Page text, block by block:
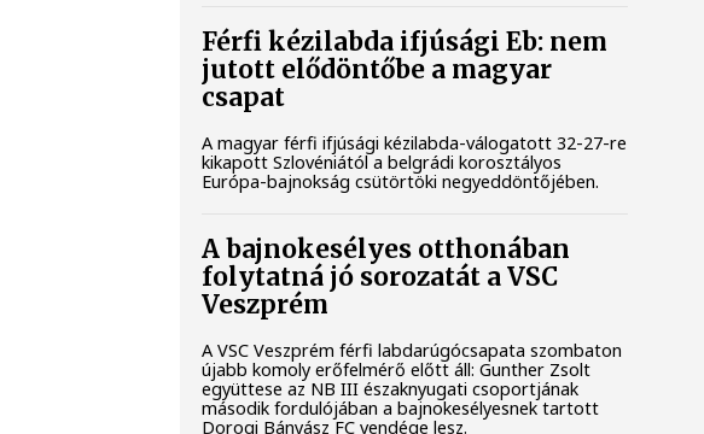
Férfi kézilabda ifjúsági Eb: nem
jutott elődöntőbe a magyar
csapat
A magyar férfi ifjúsági kézilabda-válogatott 32-27-re
kikapott Szlovéniától a belgrádi korosztályos
Európa-bajnokság csütörtöki negyeddöntőjében.
A bajnokesélyes otthonában
folytatná jó sorozatát a VSC
Veszprém
A VSC Veszprém férfi labdarúgócsapata szombaton
újabb komoly erőfelmérő előtt áll: Gunther Zsolt
együttese az NB III északnyugati csoportjának
második fordulójában a bajnokesélyesnek tartott
Dorogi Bányász FC vendége lesz.